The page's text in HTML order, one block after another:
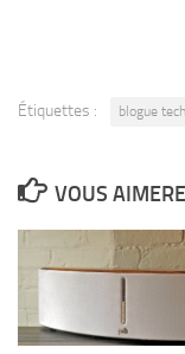
Étiquettes : blogue
VOUS